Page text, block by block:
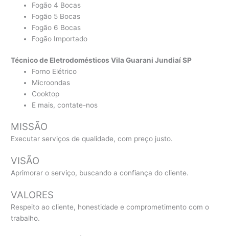
Fogão 4 Bocas
Fogão 5 Bocas
Fogão 6 Bocas
Fogão Importado
Técnico de Eletrodomésticos Vila Guarani Jundiaí SP
Forno Elétrico
Microondas
Cooktop
E mais, contate-nos
MISSÃO
Executar serviços de qualidade, com preço justo.
VISÃO
Aprimorar o serviço, buscando a confiança do cliente.
VALORES
Respeito ao cliente, honestidade e comprometimento com o
trabalho.